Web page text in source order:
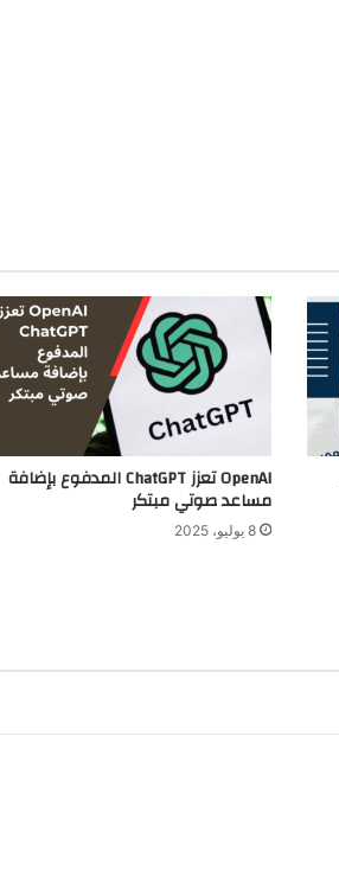
OpenAI تعزز ChatGPT المدفوع بإضافة
مساعد صوتي مبتكر
8 يوليو، 2025